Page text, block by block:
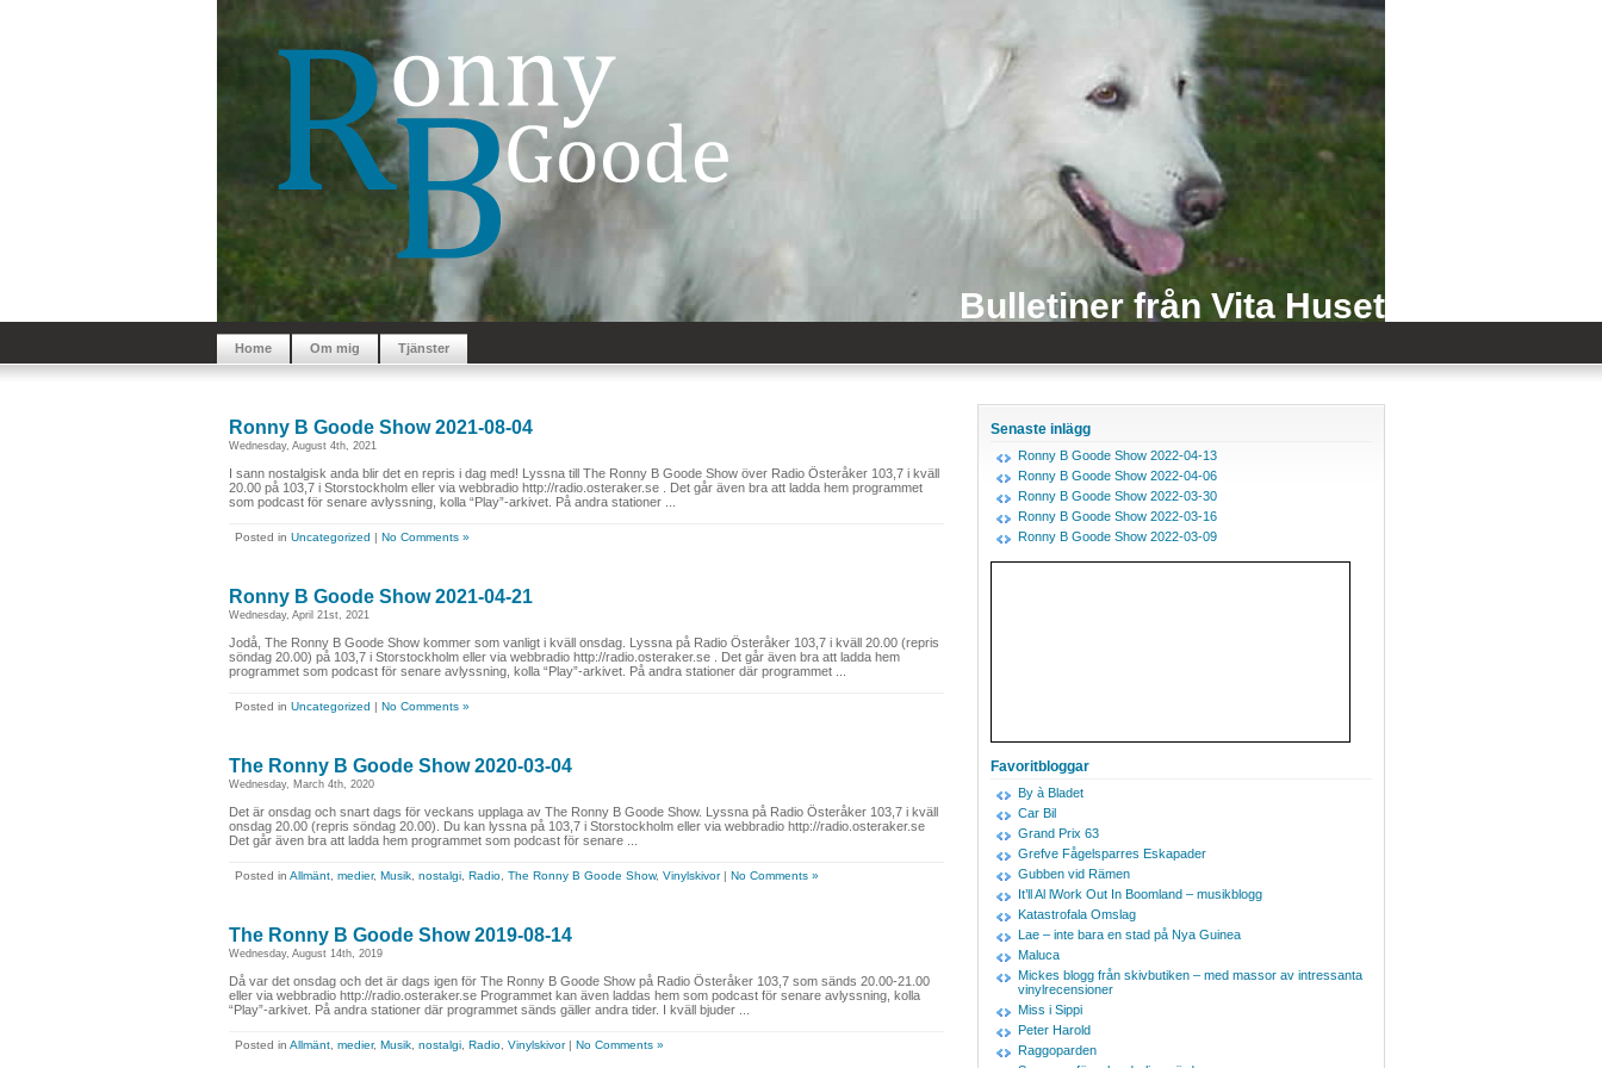
Bulletiner från Vita Huset
Home Om mig Tjänster
Ronny B Goode Show 2021-08-04
Wednesday, August 4th, 2021
I sann nostalgisk anda blir det en repris i dag med! Lyssna till The Ronny B Goode Show över Radio Österåker 103,7 i kväll
20.00 på 103,7 i Storstockholm eller via webbradio http://radio.osteraker.se . Det går även bra att ladda hem programmet
som podcast för senare avlyssning, kolla “Play”-arkivet. På andra stationer ...
Posted in Uncategorized | No Comments »
Ronny B Goode Show 2021-04-21
Wednesday, April 21st, 2021
Jodå, The Ronny B Goode Show kommer som vanligt i kväll onsdag. Lyssna på Radio Österåker 103,7 i kväll 20.00 (repris
söndag 20.00) på 103,7 i Storstockholm eller via webbradio http://radio.osteraker.se . Det går även bra att ladda hem
programmet som podcast för senare avlyssning, kolla “Play”-arkivet. På andra stationer där programmet ...
Posted in Uncategorized | No Comments »
The Ronny B Goode Show 2020-03-04
Wednesday, March 4th, 2020
Det är onsdag och snart dags för veckans upplaga av The Ronny B Goode Show. Lyssna på Radio Österåker 103,7 i kväll
onsdag 20.00 (repris söndag 20.00). Du kan lyssna på 103,7 i Storstockholm eller via webbradio http://radio.osteraker.se
Det går även bra att ladda hem programmet som podcast för senare ...
Posted in Allmänt medier, Musik nostalgi Radio The Ronny B Goode Show, Vinylskivor| No Comments »
The Ronny B Goode Show 2019-08-14
Wednesday, August 14th, 2019
Då var det onsdag och det är dags igen för The Ronny B Goode Show på Radio Österåker 103,7 som sänds 20.00-21.00
eller via webbradio http://radio.osteraker.se Programmet kan även laddas hem som podcast för senare avlyssning, kolla
“Play”-arkivet. På andra stationer där programmet sänds gäller andra tider. I kväll bjuder ...
Posted in Allmänt medier, Musik nostalgi Radio Vinylskivor| No Comments »
Senaste inlägg
Ronny B Goode Show 2022-04-13
Ronny B Goode Show 2022-04-06
Ronny B Goode Show 2022-03-30
Ronny B Goode Show 2022-03-16
Ronny B Goode Show 2022-03-09
Favoritbloggar
By à Bladet
Car Bil
Grand Prix 63
Grefve Fågelsparres Eskapader
Gubben vid Rämen
It’ll Al lWork Out In Boomland – musikblogg
Katastrofala Omslag
Lae – inte bara en stad på Nya Guinea
Maluca
Mickes blogg från skivbutiken – med massor av intressanta
vinylrecensioner
Miss i Sippi
Peter Harold
Raggoparden